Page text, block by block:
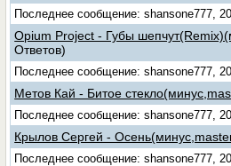
Последнее сообщение: shansone777,
Opium Project - Губы
Ответов)
Последнее сообщение: shansone777,
Метов Кай - Битое
Последнее сообщение: shansone777,
Крылов Сергей -
Последнее сообщение: shansone777,